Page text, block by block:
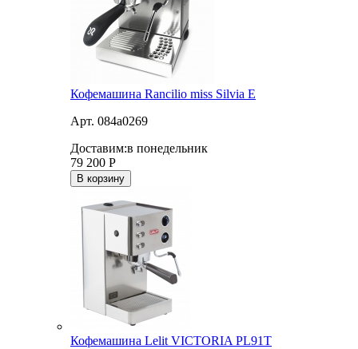
Кофемашина Rancilio miss Silvia E
Арт. 084a0269
Доставим:в понедельник
79 200 Р
В корзину
Кофемашина Lelit VICTORIA PL91T